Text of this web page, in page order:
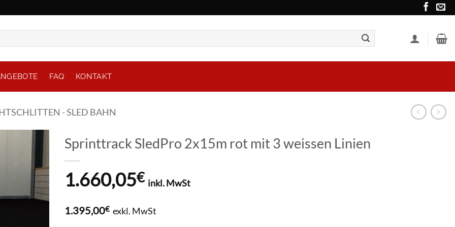
FAQ KONTAKT
- SLED BAHN
Sprinttrack SledPro 2x15m rot mit 3 weissen Linien
1.660,05€inkl. MwSt
1.395,00€ exkl. MwSt